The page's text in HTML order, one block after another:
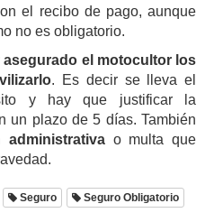
el recibo de pago, aunque
no es obligatorio.
asegurado el motocultor los
. Es decir se lleva el
y hay que justificar la
un plazo de 5 días. También
o multa que
Seguro Seguro Obligatorio